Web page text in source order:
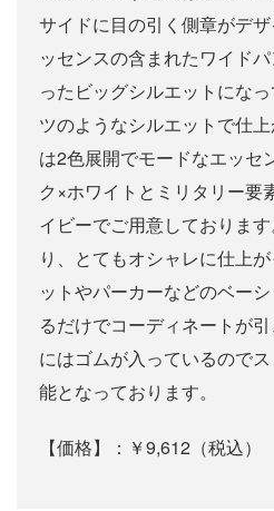
サイドに目の引く側章がデ
ッセンスの含まれたワイド
ったビッグシルエットにな
ツのようなシルエットで仕
は2色展開でモードなエッセ
ク×ホワイトとミリタリー要
イビーでご用意しておりま
り、とてもオシャレに仕上
ットやパーカーなどのベー
るだけでコーディネートが
にはゴムが入っているので
能となっております。
【価格】：￥9,612（税込）